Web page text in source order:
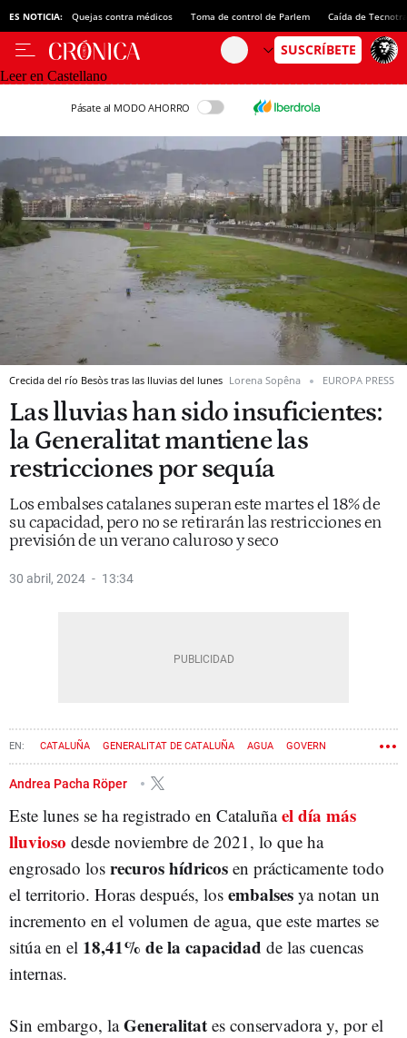
ES NOTICIA: Quejas contra médicos Toma de control de Parlem Caída de
Leer en Castellano
Pásate al MODO AHORRO
Crecida del río Besòs tras las lluvias del lunes Lorena Sopêna EUROPA PRESS
Las lluvias han sido insuficientes:
la Generalitat mantiene las
restricciones por sequía
Los embalses catalanes superan este martes el 18% de
su capacidad, pero no se retirarán las restricciones en
previsión de un verano caluroso y seco
30 abril, 2024 13:34
CATALUÑA GENERALITAT DE CATALUÑA AGUA GOVERN
SEQUÍA
Andrea Pacha Röper
Este lunes se ha registrado en Cataluñael día más
lluvioso desde noviembre de 2021, lo que ha
engrosado los recuros hídricos en prácticamente todo
el territorio. Horas después, los embalses ya notan un
incremento en el volumen de agua, que este martes se
sitúa en el 18,41% de la capacidad de las cuencas
internas.
Sin embargo, laGeneralitat es conservadora y, por el